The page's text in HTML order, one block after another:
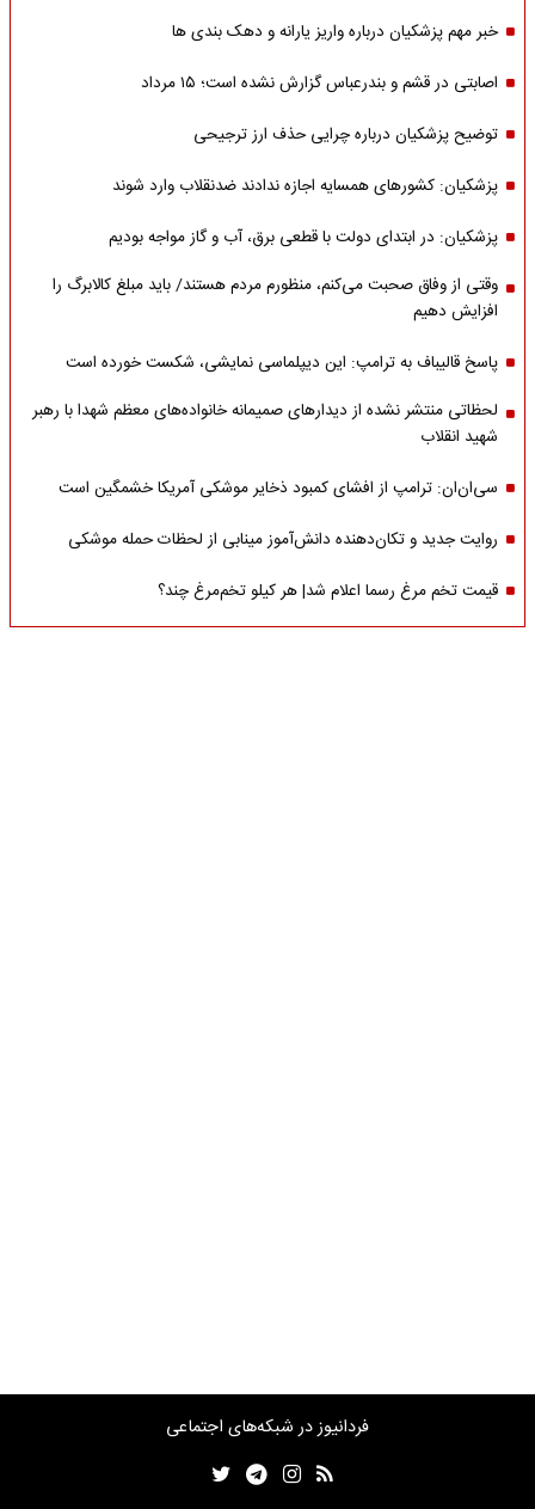
خبر مهم پزشکیان درباره واریز یارانه و دهک بندی ها
اصابتی در قشم و بندرعباس گزارش نشده است؛ ۱۵ مرداد
توضیح پزشکیان درباره چرایی حذف ارز ترجیحی
پزشکیان: کشورهای همسایه اجازه ندادند ضدنقلاب وارد شوند
پزشکیان: در ابتدای دولت با قطعی برق، آب و گاز مواجه بودیم
وقتی از وفاق صحبت می‌کنم، منظورم مردم هستند/ باید مبلغ کالابرگ را
افزایش دهیم
پاسخ قالیباف به ترامپ: این دیپلماسی نمایشی، شکست خورده است
لحظاتی منتشر نشده از دیدارهای صمیمانه خانواده‌های معظم شهدا با رهبر
شهید انقلاب
سی‌ان‌ان: ترامپ از افشای کمبود ذخایر موشکی آمریکا خشمگین است
روایت جدید و تکان‌دهنده دانش‌آموز مینابی از لحظات حمله موشکی
قیمت تخم مرغ رسما اعلام شد| هر کیلو تخم‌مرغ چند؟
فردانیوز در شبکه‌های اجتماعی